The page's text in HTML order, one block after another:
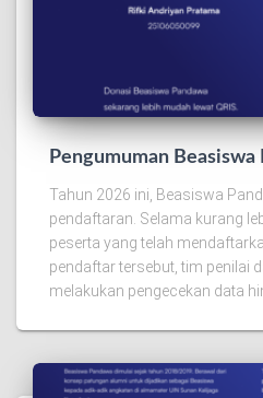
Pengumuman Beasiswa
Tahun 2026 ini, Beasiswa
pendaftaran. Selama kurang
peserta yang telah
pendaftar tersebut, tim penilai
melakukan pengecekan data